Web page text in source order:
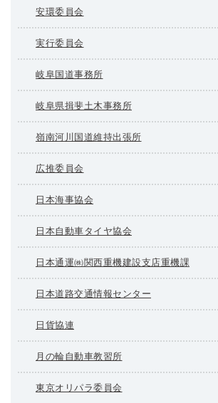
安環委員会
実行委員会
岐阜国道事務所
岐阜県揖斐土木事務所
嶺南河川国道維持出張所
広推委員会
日本海事協会
日本自動車タイヤ協会
日本通運㈱関西重機建設支店重機課
日本道路交通情報センター
日貨協連
月の輪自動車教習所
東京オリパラ委員会